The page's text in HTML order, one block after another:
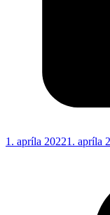
1. apríla 20221. apríla